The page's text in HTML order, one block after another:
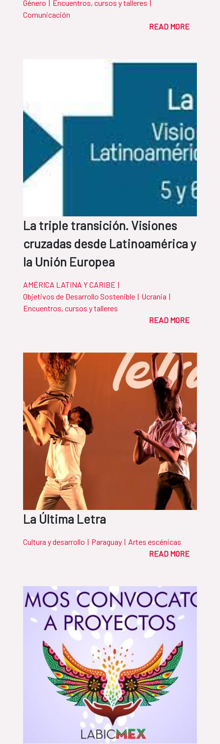
Género Encuentros, cursos y talleres
Comunicación
READ MORE
La triple transición. Visiones
cruzadas desde Latinoamérica y
la Unión Europea
AMÉRICA LATINA Y CARIBE |
Objetivos de Desarrollo Sostenible | Ucrania |
Encuentros, cursos y talleres
READ MORE
La Última Letra
Cultura y desarrollo | Paraguay | Artes escénicas
READ MORE